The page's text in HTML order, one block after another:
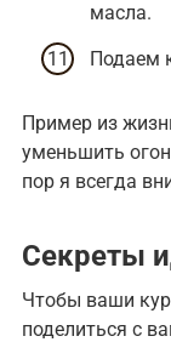
масла.
Подаем
Пример из
уменьшить
пор я всегда
Секреты
Чтобы ваши
поделиться с